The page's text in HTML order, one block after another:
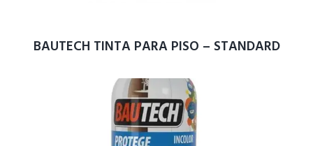
BAUTECH TINTA PARA PISO – STANDARD